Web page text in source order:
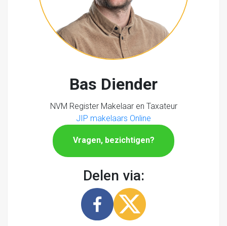
Bas Diender
NVM Register Makelaar en Taxateur
JIP makelaars Online
Vragen, bezichtigen?
Delen via: